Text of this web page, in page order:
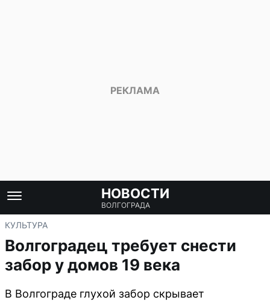
НОВОСТИ
ВОЛГОГРАДА
КУЛЬТУРА
Волгоградец требует снести
забор у домов 19 века
В Волгограде глухой забор скрывает